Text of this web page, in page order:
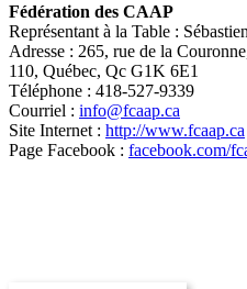
Fédération des CAAP
Représentant à la Table :
Adresse : 265, rue de la
110, Québec, Qc G1K 6E1
Téléphone : 418-527-9339
Courriel : info@fcaap.ca
Site Internet : http://www.fcaap.ca
Page Facebook : facebook.com/